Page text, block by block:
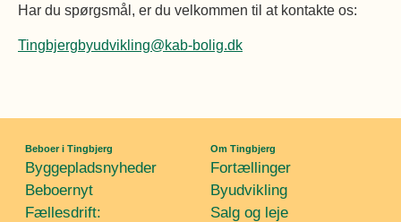
Har du spørgsmål, er du velkommen til at kontakte os:
Tingbjergbyudvikling@kab-bolig.dk
Beboer i Tingbjerg
Byggepladsnyheder
Beboernyt
Fællesdrift:
Om Tingbjerg
Fortællinger
Byudvikling
Salg og leje